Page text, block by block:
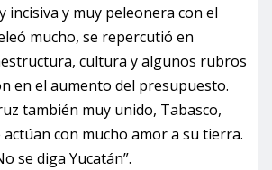
incisiva y muy peleonera con el
mucho, se repercutió en
cultura y algunos rubros
en el aumento del presupuesto.
también muy unido, Tabasco,
con mucho amor a su tierra.
se diga Yucatán”.